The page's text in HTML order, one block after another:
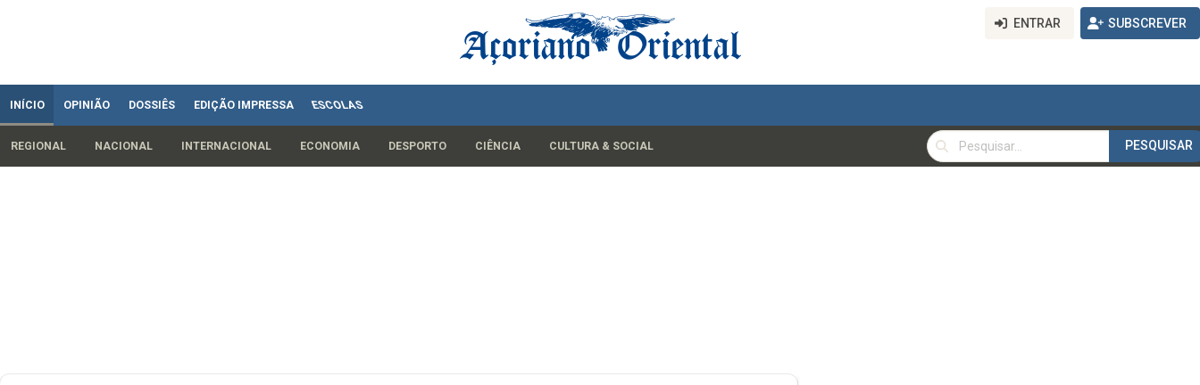
ENTRAR SUBSCREVER
INÍCIO OPINIÃO DOSSIÊS EDIÇÃO IMPRESSA ESCOLAS
REGIONAL NACIONAL INTERNACIONAL ECONOMIA DESPORTO CIÊNCIA CULTURA & SOCIAL
PESQUISAR
PESQUISAR